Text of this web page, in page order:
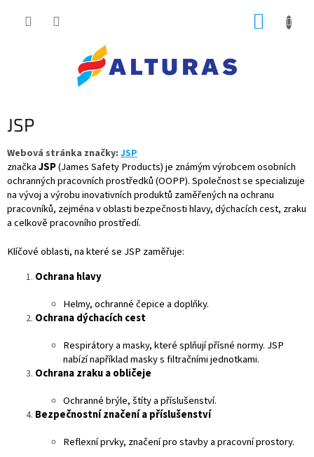
JSP
Webová stránka značky: JSP
značkaJSP(James Safety Products) je známým výrobcem osobních
ochranných pracovních prostředků (OOPP). Společnost se specializuje
na vývoj a výrobu inovativních produktů zaměřených na ochranu
pracovníků, zejména v oblasti bezpečnosti hlavy, dýchacích cest, zraku
a celkově pracovního prostředí.
Klíčové oblasti, na které se JSP zaměřuje:
Ochrana hlavy
Helmy, ochranné čepice a doplňky.
Ochrana dýchacích cest
Respirátory a masky, které splňují přísné normy. JSP
nabízí například masky s filtračními jednotkami.
Ochrana zraku a obličeje
Ochranné brýle, štíty a příslušenství.
Bezpečnostní značení a příslušenství
Reflexní prvky, značení pro stavby a pracovní prostory.